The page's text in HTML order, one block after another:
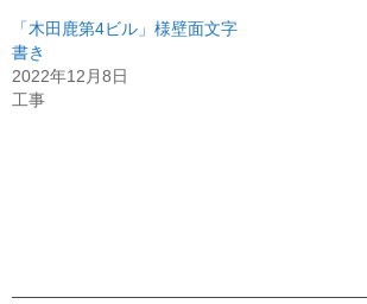
「木田鹿第4ビル」様壁面文字
書き
2022年12月8日
工事